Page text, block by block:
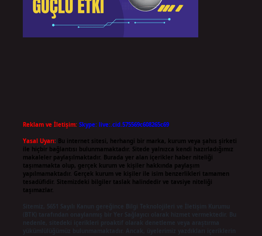
Reklam ve İletişim: Skype: live:.cid.575569c608265c69
Yasal Uyarı: Bu internet sitesi, herhangi bir marka, kurum veya şahıs şirketi
ile hiçbir bağlantısı bulunmamaktadır. Sitede yalnızca kendi hazırladığımız
makaleler paylaşılmaktadır. Burada yer alan içerikler haber niteliği
taşımamakta olup, gerçek kurum ve kişiler hakkında paylaşım
yapılmamaktadır. Gerçek kurum ve kişiler ile isim benzerlikleri tamamen
tesadüfidir. Sitemizdeki bilgiler taslak halindedir ve tavsiye niteliği
taşımazlar.
Sitemiz, 5651 Sayılı Kanun gereğince Bilgi Teknolojileri ve İletişim Kurumu
(BTK) tarafından onaylanmış bir Yer Sağlayıcı olarak hizmet vermektedir. Bu
nedenle, sitedeki içerikleri proaktif olarak denetleme veya araştırma
yükümlülüğümüz bulunmamaktadır. Ancak, üyelerimiz yazdıkları içeriklerin